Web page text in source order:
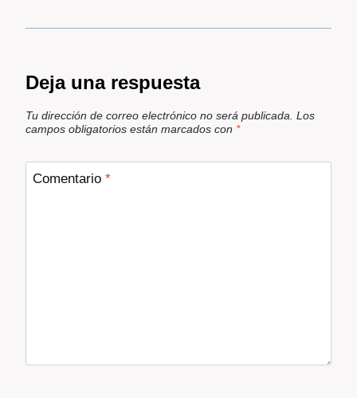
Deja una respuesta
Tu dirección de correo electrónico no será publicada. Los
campos obligatorios están marcados con *
Comentario *